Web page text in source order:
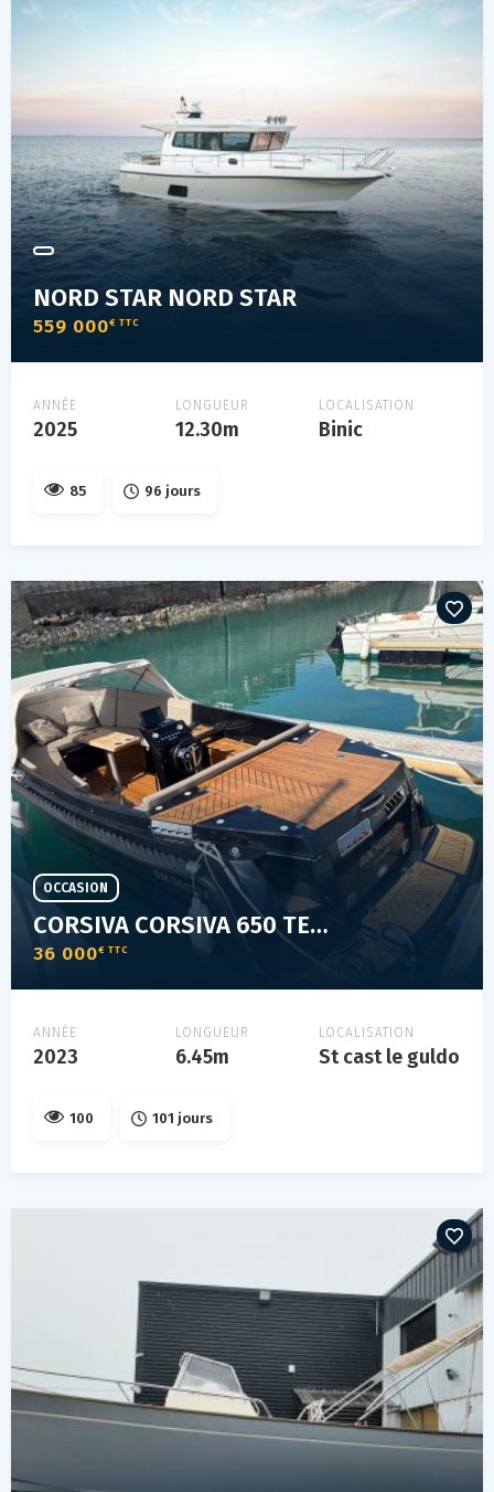
NORD STAR NORD STAR
559 000€ TTC
ANNÉE
2025
LONGUEUR
12.30m
LOCALISATION
Binic
85 96 jours
CORSIVA CORSIVA 650 TENDER CLASSIC
36 000€ TTC
OCCASION
ANNÉE
2023
LONGUEUR
6.45m
LOCALISATION
St cast le guldo
100 101 jours